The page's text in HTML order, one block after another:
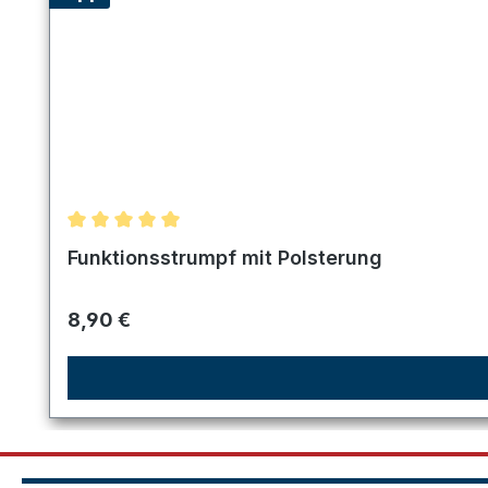
Durchschnittliche Bewertung von 5 von 5 Sternen
Funktionsstrumpf mit Polsterung
Regulärer Preis:
8,90 €